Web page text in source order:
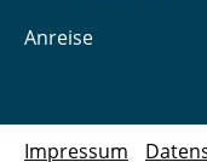
Anreise
Impressum